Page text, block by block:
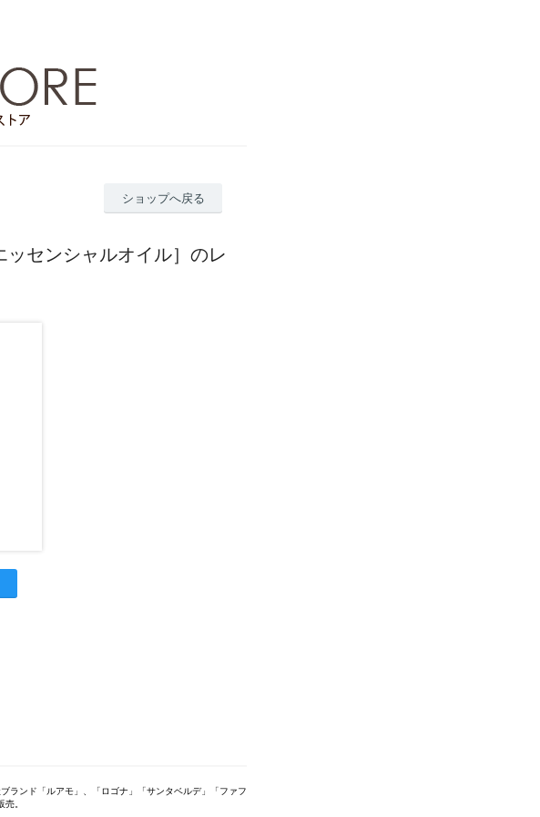
ショップへ戻る
センシャルオイル］のレ
ランド「ルアモ」、「ロゴナ」「サンタベルデ」「ファフ
。